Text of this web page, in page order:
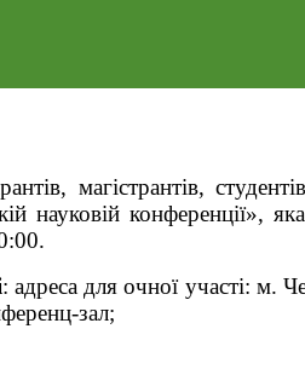
магістрантів,
науковій конференції»,
: адреса для очної участі: м.
зал;